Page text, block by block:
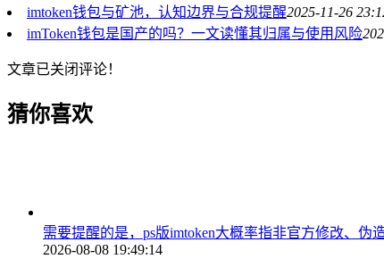
imtoken钱包与矿池，认知边界与合规提醒2025-11-26
imToken钱包是国产的吗？一文读懂其归属与使用风险
文章已关闭评论！
猜你喜欢
需要提醒的是，ps版imtoken大概率指非官方修改、
2026-08-08 19:49:14